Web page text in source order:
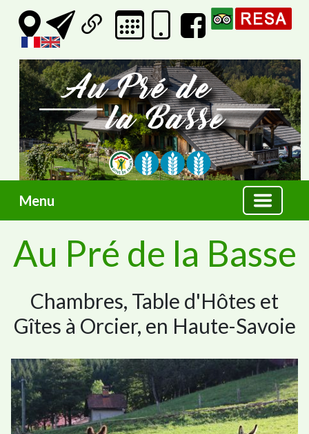
Menu
Au Pré de la Basse
Chambres, Table d'Hôtes et
Gîtes à Orcier, en Haute-Savoie